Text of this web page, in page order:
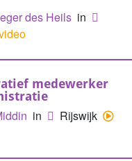
des Heils in
medewerker
in
Rijswijk